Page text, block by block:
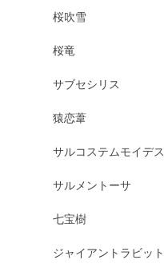
桜吹雪
桜竜
サブセシリス
猿恋葦
サルコステムモイデス
サルメントーサ
七宝樹
ジャイアントラビット